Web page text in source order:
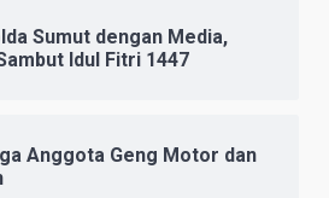
Sumut dengan Media,
Idul Fitri 1447
Anggota Geng Motor dan